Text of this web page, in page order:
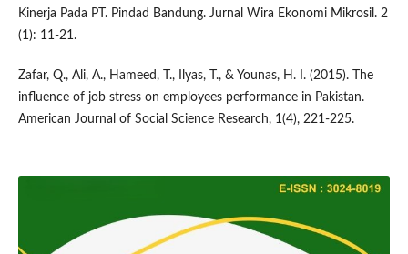
Kinerja Pada PT. Pindad Bandung. Jurnal Wira Ekonomi Mikrosil. 2
(1): 11-21.
Zafar, Q., Ali, A., Hameed, T., Ilyas, T., & Younas, H. I. (2015). The
influence of job stress on employees performance in Pakistan.
American Journal of Social Science Research, 1(4), 221-225.